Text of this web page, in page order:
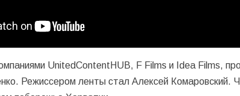
UnitedContentHUB, F Films и Idea Films,
Режиссером ленты стал Алексей Комаровский.